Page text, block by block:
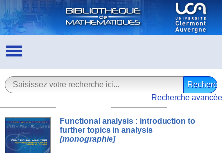
Recherche avancée
Functional analysis : introduction to
further topics in analysis
[monographie]